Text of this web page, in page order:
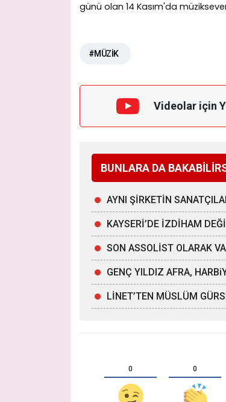
günü olan 14 Kasım'da
#MÜZİK
Videolar için
BUNLARA DA
AYNI ŞİRKETİN
KAYSERİ’DE İZDİHAM
SON ASSOLİST OLARAK
GENÇ YILDIZ AFRA,
LİNET’TEN MÜSLÜM
0 0